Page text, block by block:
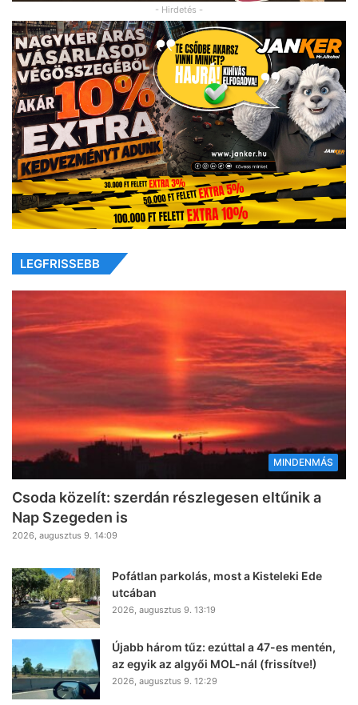
- Hirdetés -
LEGFRISSEBB
MINDENMÁS
Csoda közelít: szerdán részlegesen eltűnik a
Nap Szegeden is
2026, augusztus 9. 14:09
Pofátlan parkolás, most a Kisteleki Ede
utcában
2026, augusztus 9. 13:19
Újabb három tűz: ezúttal a 47-es mentén,
az egyik az algyői MOL-nál (frissítve!)
2026, augusztus 9. 12:29